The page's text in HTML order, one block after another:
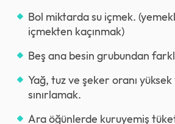
Bol miktarda su içmek.
içmekten kaçınmak)
Beş ana besin grubundan
Yağ, tuz ve şeker oranı
sınırlamak.
Ara öğünlerde kuruyemiş